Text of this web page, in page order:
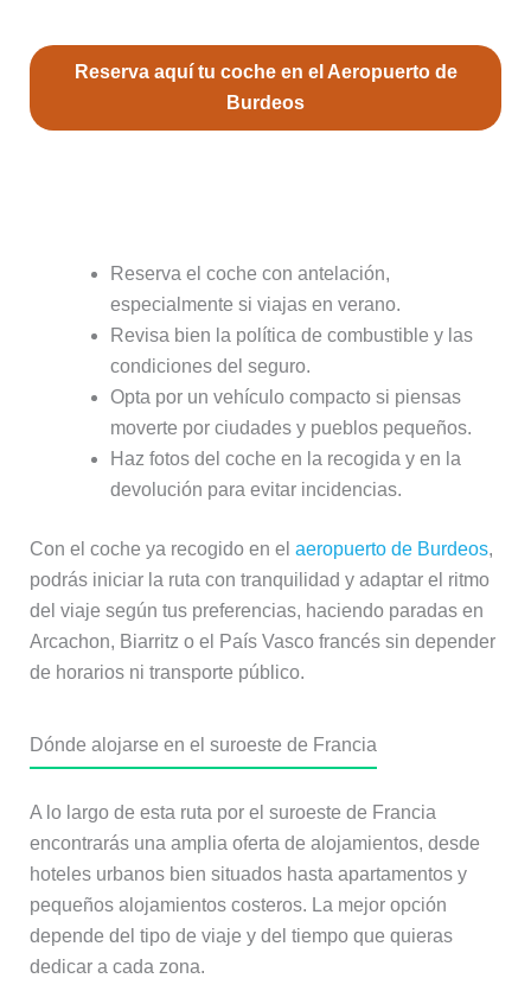
Reserva aquí tu coche en el Aeropuerto de
Burdeos
Reserva el coche con antelación,
especialmente si viajas en verano.
Revisa bien la política de combustible y las
condiciones del seguro.
Opta por un vehículo compacto si piensas
moverte por ciudades y pueblos pequeños.
Haz fotos del coche en la recogida y en la
devolución para evitar incidencias.
Con el coche ya recogido en el aeropuerto de Burdeos,
podrás iniciar la ruta con tranquilidad y adaptar el ritmo
del viaje según tus preferencias, haciendo paradas en
Arcachon, Biarritz o el País Vasco francés sin depender
de horarios ni transporte público.
Dónde alojarse en el suroeste de Francia
A lo largo de esta ruta por el suroeste de Francia
encontrarás una amplia oferta de alojamientos, desde
hoteles urbanos bien situados hasta apartamentos y
pequeños alojamientos costeros. La mejor opción
depende del tipo de viaje y del tiempo que quieras
dedicar a cada zona.